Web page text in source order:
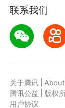
联系我们
关于腾讯
腾讯公益
版权
用户协议